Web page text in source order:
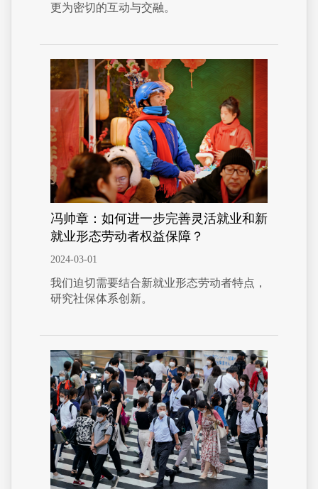
更为密切的互动与交融。
冯帅章：如何进一步完善灵活就业和新
就业形态劳动者权益保障？
2024-03-01
我们迫切需要结合新就业形态劳动者特点，
研究社保体系创新。